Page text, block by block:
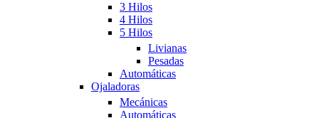
3 Hilos
4 Hilos
5 Hilos
Livianas
Pesadas
Automáticas
Ojaladoras
Mecánicas
Automáticas